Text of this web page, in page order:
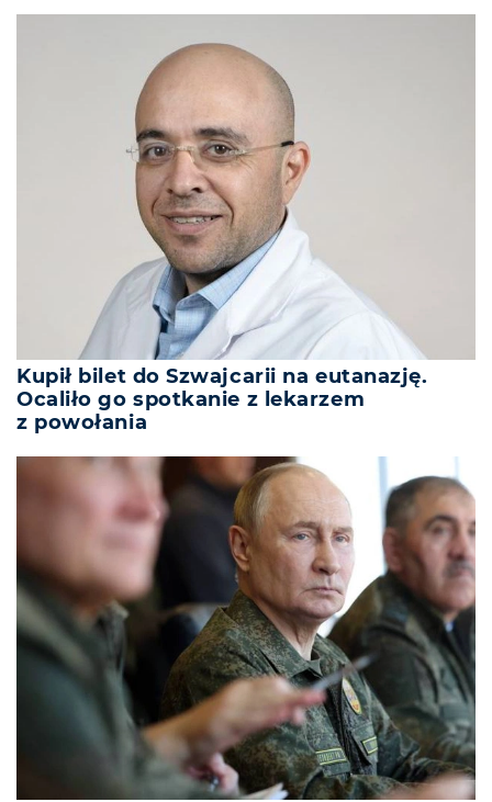
Kupił bilet do Szwajcarii na eutanazję.
Ocaliło go spotkanie z lekarzem
z powołania